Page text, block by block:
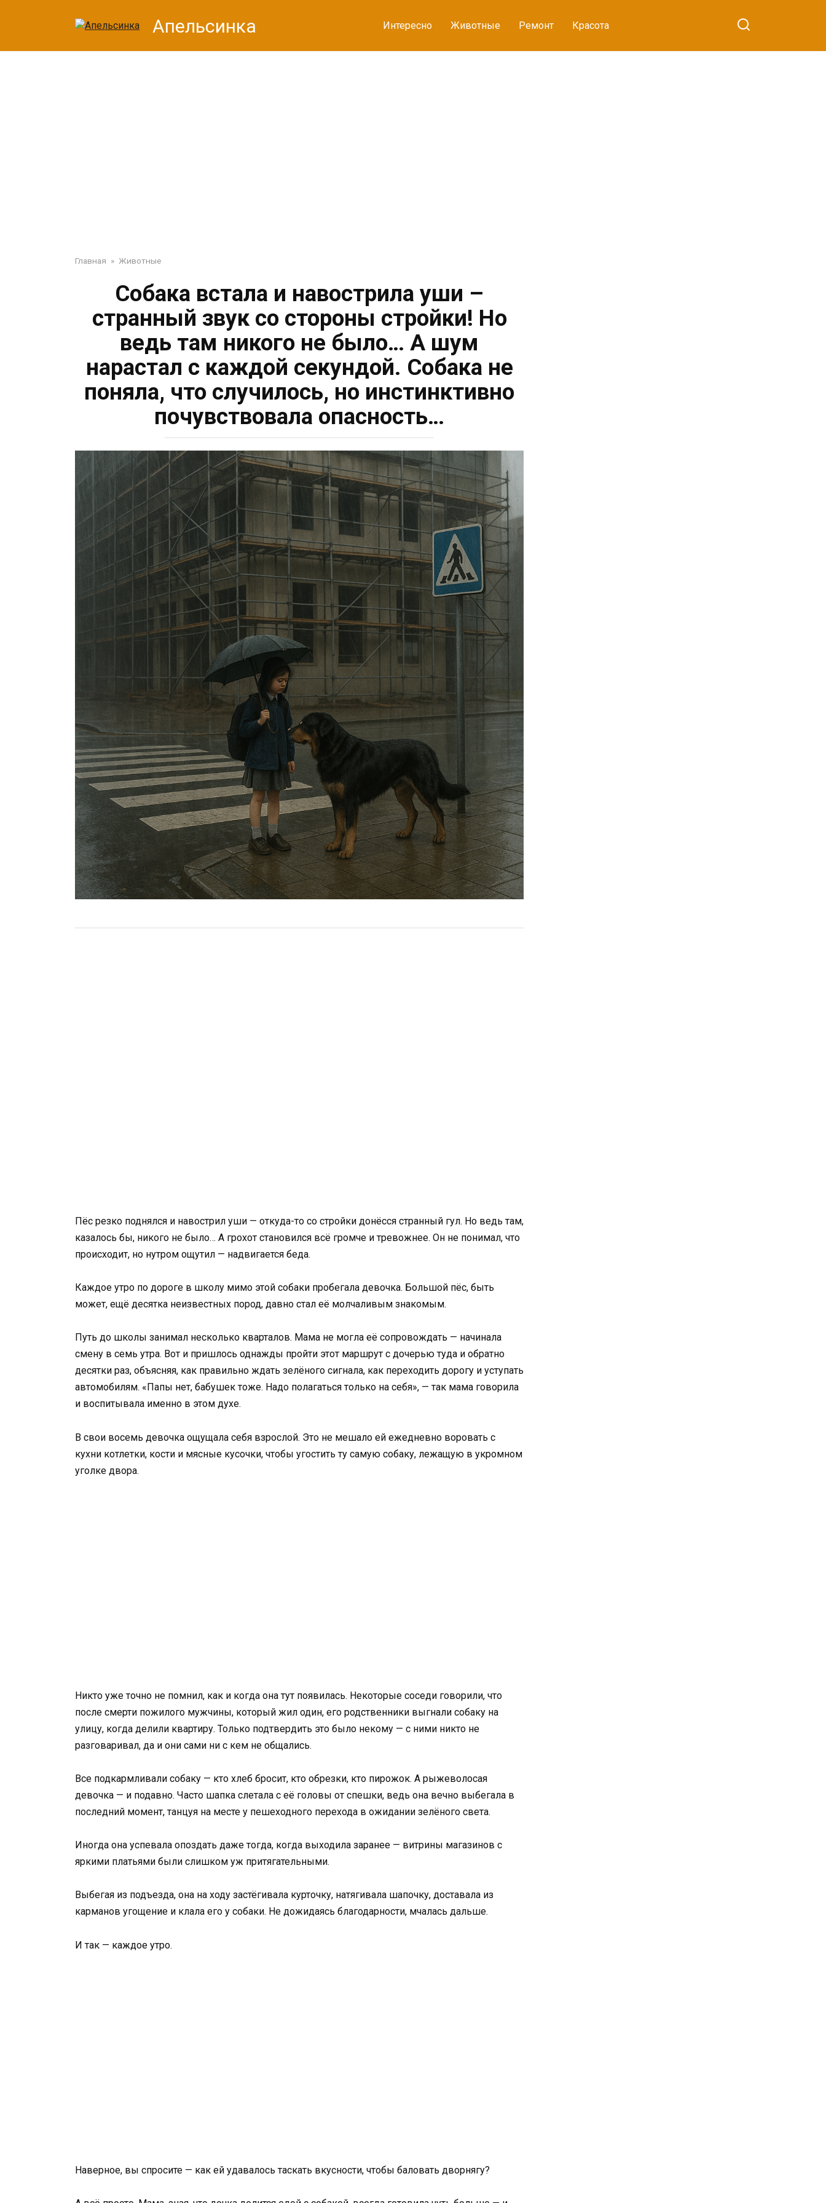
Апельсинка Интересно Животные Ремонт Красота
Главная » Животные
Собака встала и навострила уши –
странный звук со стороны стройки! Но
ведь там никого не было… А шум
нарастал с каждой секундой. Собака не
поняла, что случилось, но инстинктивно
почувствовала опасность…
Пёс резко поднялся и навострил уши — откуда-то со стройки донёсся странный гул. Но ведь там,
казалось бы, никого не было… А грохот становился всё громче и тревожнее. Он не понимал, что
происходит, но нутром ощутил — надвигается беда.
Каждое утро по дороге в школу мимо этой собаки пробегала девочка. Большой пёс, быть
может, ещё десятка неизвестных пород, давно стал её молчаливым знакомым.
Путь до школы занимал несколько кварталов. Мама не могла её сопровождать — начинала
смену в семь утра. Вот и пришлось однажды пройти этот маршрут с дочерью туда и обратно
десятки раз, объясняя, как правильно ждать зелёного сигнала, как переходить дорогу и уступать
автомобилям. «Папы нет, бабушек тоже. Надо полагаться только на себя», — так мама говорила
и воспитывала именно в этом духе.
В свои восемь девочка ощущала себя взрослой. Это не мешало ей ежедневно воровать с
кухни котлетки, кости и мясные кусочки, чтобы угостить ту самую собаку, лежащую в укромном
уголке двора.
Никто уже точно не помнил, как и когда она тут появилась. Некоторые соседи говорили, что
после смерти пожилого мужчины, который жил один, его родственники выгнали собаку на
улицу, когда делили квартиру. Только подтвердить это было некому — с ними никто не
разговаривал, да и они сами ни с кем не общались.
Все подкармливали собаку — кто хлеб бросит, кто обрезки, кто пирожок. А рыжеволосая
девочка — и подавно. Часто шапка слетала с её головы от спешки, ведь она вечно выбегала в
последний момент, танцуя на месте у пешеходного перехода в ожидании зелёного света.
Иногда она успевала опоздать даже тогда, когда выходила заранее — витрины магазинов с
яркими платьями были слишком уж притягательными.
Выбегая из подъезда, она на ходу застёгивала курточку, натягивала шапочку, доставала из
карманов угощение и клала его у собаки. Не дожидаясь благодарности, мчалась дальше.
И так — каждое утро.
Наверное, вы спросите — как ей удавалось таскать вкусности, чтобы баловать дворнягу?